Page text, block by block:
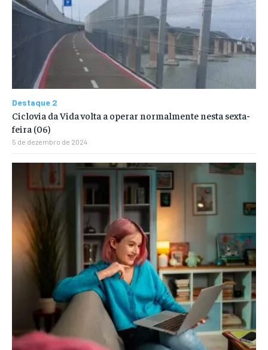
Destaque 2
Ciclovia da Vida volta a operar normalmente nesta sexta-
feira (06)
5 de dezembro de 2024